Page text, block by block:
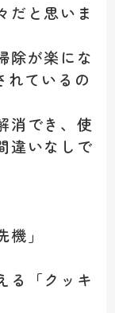
だと思いま
除が楽にな
れているの
消でき、使
違いなしで
」
る「クッキ